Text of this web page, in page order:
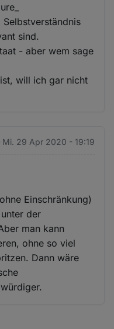
sind.
- aber wem sage
will ich gar nicht
Mi. 29 Apr 2020 - 19:19
Einschränkung)
der
man kann
ohne so viel
Dann wäre